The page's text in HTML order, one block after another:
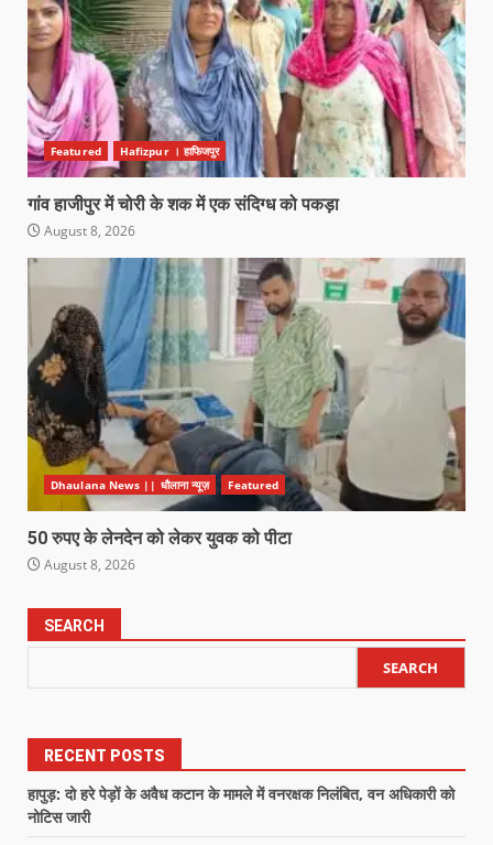
Featured Hafizpur । हाफिजपुर
गांव हाजीपुर में चोरी के शक में एक संदिग्ध को पकड़ा
August 8, 2026
Dhaulana News || धौलाना न्यूज़ Featured
50 रुपए के लेनदेन को लेकर युवक को पीटा
August 8, 2026
SEARCH
SEARCH
RECENT POSTS
हापुड़: दो हरे पेड़ों के अवैध कटान के मामले में वनरक्षक निलंबित, वन अधिकारी को
नोटिस जारी